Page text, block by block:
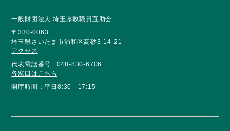
一般財団法人 埼玉県教職員互助会
〒330-0063
埼玉県さいたま市浦和区高砂3-14-21
アクセス
代表電話番号 : 048-830-6706
各窓口はこちら
開庁時間：平日8:30 - 17:15